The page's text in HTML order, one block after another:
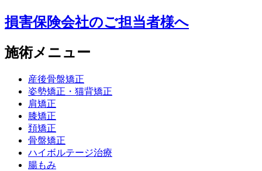
損害保険会社のご担当者様へ
施術メニュー
産後骨盤矯正
姿勢矯正・猫背矯正
肩矯正
膝矯正
頚矯正
骨盤矯正
ハイボルテージ治療
腸もみ